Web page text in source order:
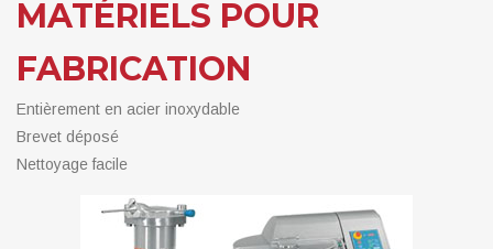
MATÉRIELS POUR
FABRICATION
Entièrement en acier inoxydable
Brevet déposé
Nettoyage facile